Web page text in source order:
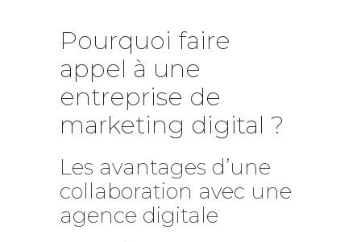
Pourquoi faire
appel à une
entreprise de
marketing digital ?
Les avantages d’une
collaboration avec une
agence digitale